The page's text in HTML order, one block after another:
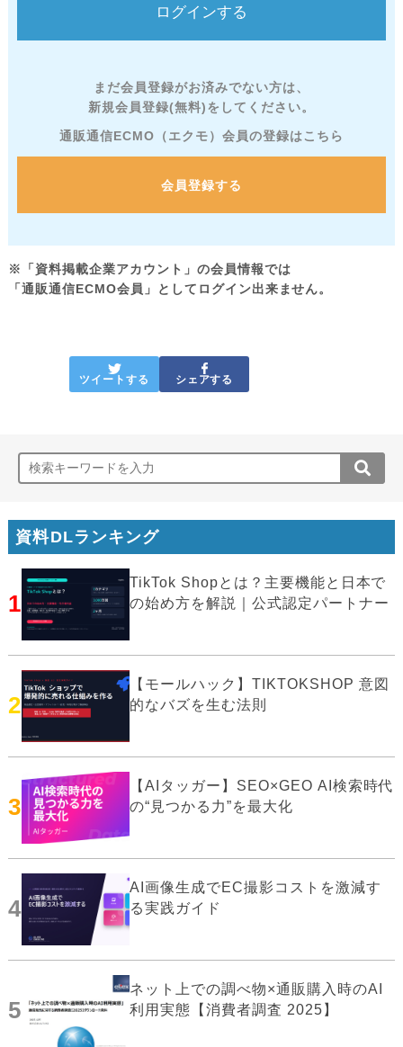
まだ会員登録がお済みでない方は、
新規会員登録(無料)をしてください。
通販通信ECMO（エクモ）会員の登録はこちら
会員登録する
※「資料掲載企業アカウント」の会員情報では
「通販通信ECMO会員」としてログイン出来ません。
ツイートする シェアする
資料DLランキング
1
TikTok Shopとは？主要機能と日本で
の始め方を解説｜公式認定パートナー
2
【モールハック】TIKTOKSHOP 意図
的なバズを生む法則
3
【AIタッガー】SEO×GEO AI検索時代
の“見つかる力”を最大化
4
AI画像生成でEC撮影コストを激減す
る実践ガイド
5
ネット上での調べ物×通販購入時のAI
利用実態【消費者調査 2025】